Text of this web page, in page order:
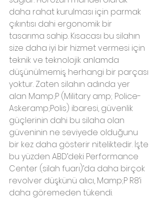
daha rahat kurulması için parmak
çıkıntısı dahi ergonomik bir
tasarıma sahip. Kısacası bu silahın
size daha iyi bir hizmet vermesi için
teknik ve teknolojik anlamda
düşünülmemiş herhangi bir parçası
yoktur. Zaten silahın adında yer
alan Mamp;P (Military amp; Police-
Askeramp;Polis) ibaresi, güvenlik
güçlerinin dahi bu silaha olan
güveninin ne seviyede olduğunu
bir kez daha gösterir niteliktedir. İşte
bu yüzden ABD’deki Performance
Center (silah fuarı)’da daha birçok
revolver düşkünü alıcı, Mamp;P R8’i
daha göremeden tükendi.